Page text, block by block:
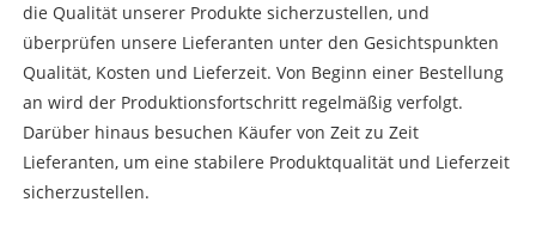
die Qualität unserer Produkte sicherzustellen, und
überprüfen unsere Lieferanten unter den Gesichtspunkten
Qualität, Kosten und Lieferzeit. Von Beginn einer Bestellung
an wird der Produktionsfortschritt regelmäßig verfolgt.
Darüber hinaus besuchen Käufer von Zeit zu Zeit
Lieferanten, um eine stabilere Produktqualität und Lieferzeit
sicherzustellen.